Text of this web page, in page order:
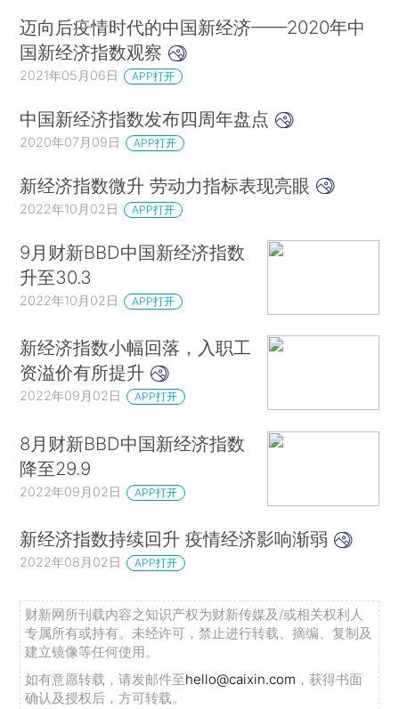
迈向后疫情时代的中国新经济——2020年中
国新经济指数观察
2021年05月06日 APP打开
中国新经济指数发布四周年盘点
2020年07月09日 APP打开
新经济指数微升 劳动力指标表现亮眼
2022年10月02日 APP打开
9月财新BBD中国新经济指数
升至30.3
2022年10月02日 APP打开
新经济指数小幅回落，入职工
资溢价有所提升
2022年09月02日 APP打开
8月财新BBD中国新经济指数
降至29.9
2022年09月02日 APP打开
新经济指数持续回升 疫情经济影响渐弱
2022年08月02日 APP打开
财新网所刊载内容之知识产权为财新传媒及/或相关权利人
专属所有或持有。未经许可，禁止进行转载、摘编、复制及
建立镜像等任何使用。
如有意愿转载，请发邮件至hello@caixin.com ，获得书面
确认及授权后，方可转载。